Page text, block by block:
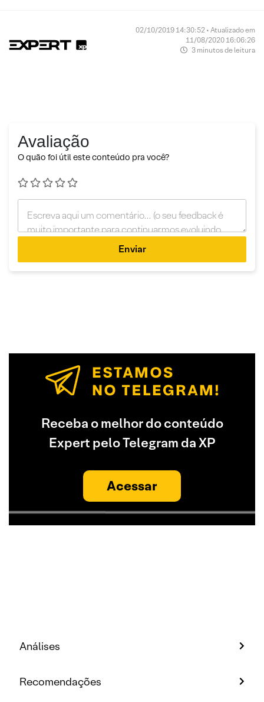
02/10/2019 14:30:52 • Atualizado em
11/08/2020 16:06:26
3 minutos de leitura
Avaliação
O quão foi útil este conteúdo pra você?
Enviar
Receba o melhor do conteúdo
Expert pelo Telegram da XP
Acessar
Análises
Recomendações